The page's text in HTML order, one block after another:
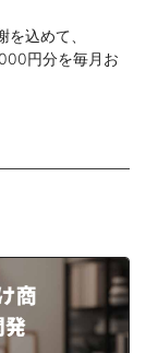
込めて、
円分を毎月お